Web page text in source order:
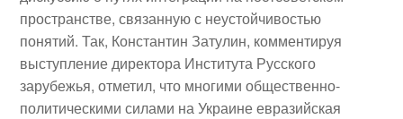
пространстве, связанную с неустойчивостью
понятий. Так, Константин Затулин, комментируя
выступление директора Института Русского
зарубежья, отметил, что многими общественно-
политическими силами на Украине евразийская